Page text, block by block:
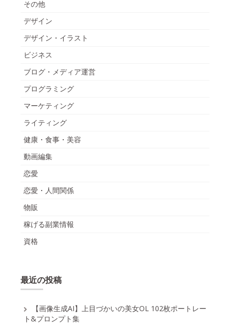
その他
デザイン
デザイン・イラスト
ビジネス
ブログ・メディア運営
プログラミング
マーケティング
ライティング
健康・食事・美容
動画編集
恋愛
恋愛・人間関係
物販
稼げる副業情報
資格
最近の投稿
【画像生成AI】上目づかいの美女OL 102枚ポートレー
ト&プロンプト集